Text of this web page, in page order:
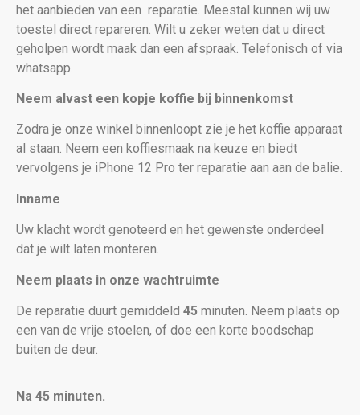
het aanbieden van een reparatie. Meestal kunnen wij uw
toestel direct repareren. Wilt u zeker weten dat u direct
geholpen wordt maak dan een afspraak. Telefonisch of via
whatsapp.
Neem alvast een kopje koffie bij binnenkomst
Zodra je onze winkel binnenloopt zie je het koffie apparaat
al staan. Neem een koffiesmaak na keuze en biedt
vervolgens je iPhone 12 Pro ter reparatie aan aan de balie.
Inname
Uw klacht wordt genoteerd en het gewenste onderdeel
dat je wilt laten monteren.
Neem plaats in onze wachtruimte
De reparatie duurt gemiddeld 45 minuten. Neem plaats op
een van de vrije stoelen, of doe een korte boodschap
buiten de deur.
Na 45 minuten.